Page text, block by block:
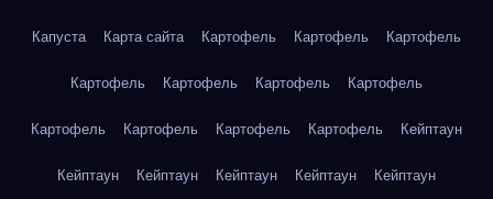
Капуста Карта сайта Картофель Картофель Картофель
Картофель Картофель Картофель Картофель
Картофель Картофель Картофель Картофель Кейптаун
Кейптаун Кейптаун Кейптаун Кейптаун Кейптаун